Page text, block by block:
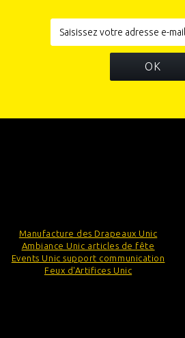
OK
Manufacture des Drapeaux Unic
Ambiance Unic articles de fête
Events Unic support communication
Feux d'Artifices Unic